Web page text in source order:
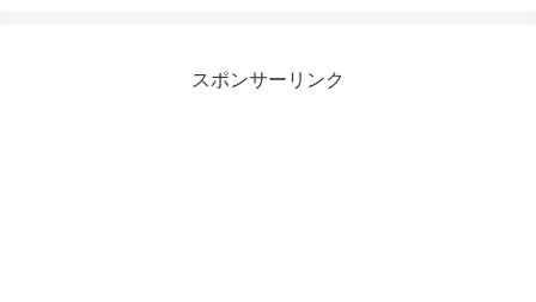
スポンサーリンク